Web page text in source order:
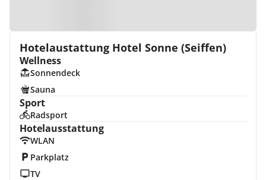
Hotelaustattung Hotel Sonne (Seiffen)
Wellness
Sonnendeck
Sauna
Sport
Radsport
Hotelausstattung
WLAN
Parkplatz
TV